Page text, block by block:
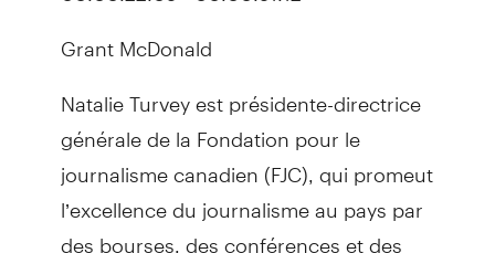
Grant McDonald
Natalie Turvey est présidente-directrice
générale de la Fondation pour le
journalisme canadien (FJC), qui promeut
l’excellence du journalisme au pays par
des bourses, des conférences et des